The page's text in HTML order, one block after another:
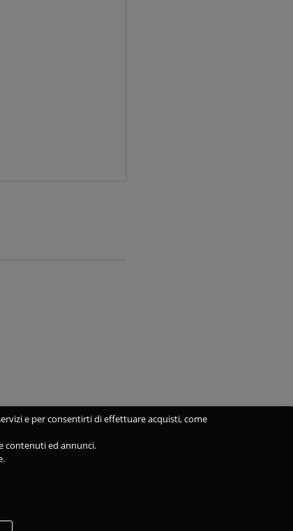
e per consentirti di effettuare acquisti, come
contenuti ed annunci.